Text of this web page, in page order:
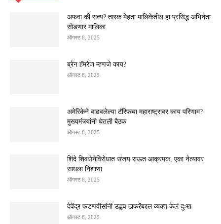
अफवा की सत्य? तारक मेहता मालिकेतील हा प्रसिद्ध अभिनेता
सोडणार मालिका
ऑगस्ट 8, 2025
ब्रेन हॅमरेज म्हणजे काय?
ऑगस्ट 8, 2025
अमेरिकेने वाढवलेल्या टॅरिफचा महाराष्ट्रावर काय परिणाम?
मुख्यमंत्र्यांनी घेतली बैठक
ऑगस्ट 8, 2025
शिंदे शिवसेनेविरोधात संजय राऊत आक्रमक, एका नेत्यावर
साधला निशाणा
ऑगस्ट 8, 2025
देवेंद्र फडणवीसांनी उद्धव ठाकरेंबद्दल व्यक्त केलं दुःख
ऑगस्ट 8, 2025